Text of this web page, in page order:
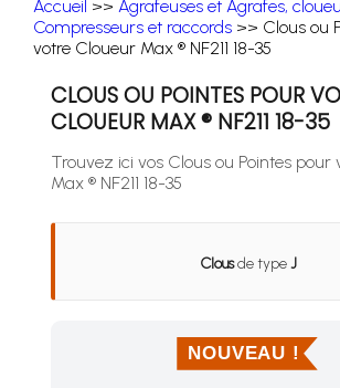
Accueil >> Agrafeuses et Agrafes,
Compresseurs et raccords >> Clous ou
votre Cloueur Max ® NF211 18-35
CLOUS OU POINTES POUR
CLOUEUR MAX ® NF211 18-35
Trouvez ici vos Clous ou Pointes pour
Max ® NF211 18-35
Clousde typeJ
NOUVEAU !